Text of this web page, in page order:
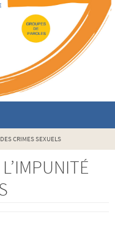
CRIMES SEXUELS